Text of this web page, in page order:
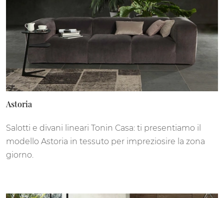
Astoria
Salotti e divani lineari Tonin Casa: ti presentiamo il
modello Astoria in tessuto per impreziosire la zona
giorno.